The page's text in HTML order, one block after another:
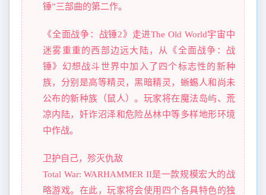
锤”三部曲的第二作。
《全面战争：战锤2》走进The Old World宇宙中
迷雾重重的西部边远大陆，从《全面战争：战
锤》幻想战斗世界中加入了四个标志性的新种
族，分别是高等精灵，黑暗精灵，蜥蜴人和尚未
公布的新种族（鼠人）。玩家将在魔法岛屿、荒
凉内陆，奸诈沼泽和危险丛林中等多样地形环境
中作战。
卫护自己，殄灭仇敌
Total War: WARHAMMER II是一款规模宏大的战
略游戏。在此，玩家将会使用四个各具特色的独